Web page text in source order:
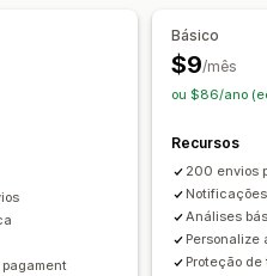
real
Básico
$9/mês
ou $86/ano
Recursos
200 envios
Análises
Personalize
Proteção